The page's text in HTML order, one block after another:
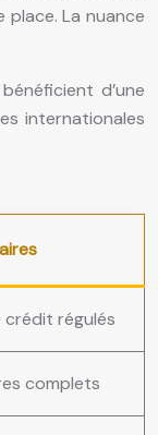
La nuance
d’une
internationales
crédit régulés
complets